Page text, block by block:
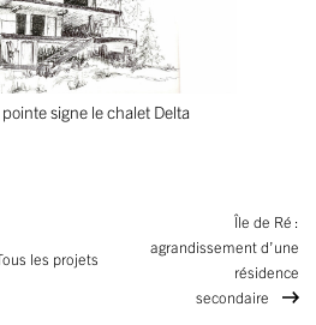
signe le chalet Delta
les projets
Île de Ré :
agrandissement d’une
résidence
secondaire